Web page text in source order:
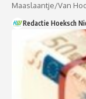
Maaslaantje/Van
Redactie Hoeksch